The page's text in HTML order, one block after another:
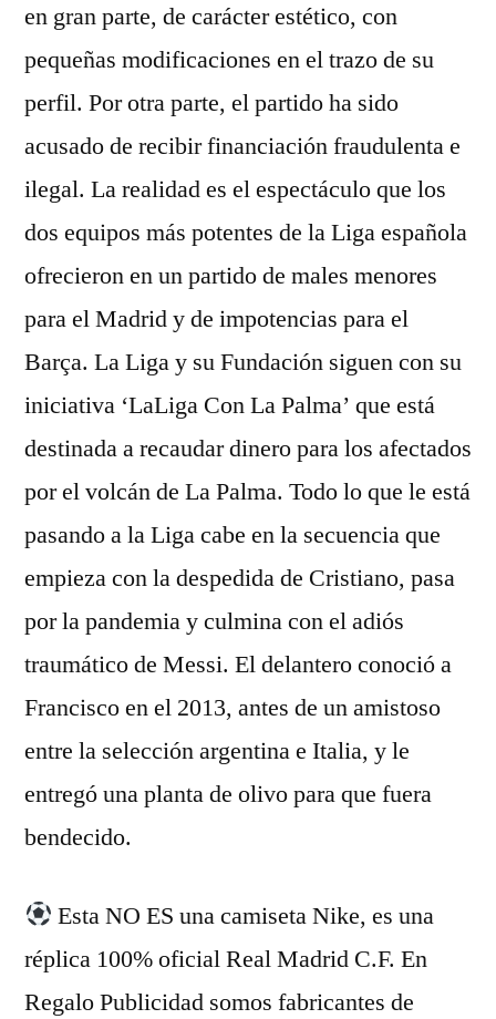
en gran parte, de carácter estético, con
pequeñas modificaciones en el trazo de su
perfil. Por otra parte, el partido ha sido
acusado de recibir financiación fraudulenta e
ilegal. La realidad es el espectáculo que los
dos equipos más potentes de la Liga española
ofrecieron en un partido de males menores
para el Madrid y de impotencias para el
Barça. La Liga y su Fundación siguen con su
iniciativa ‘LaLiga Con La Palma’ que está
destinada a recaudar dinero para los afectados
por el volcán de La Palma. Todo lo que le está
pasando a la Liga cabe en la secuencia que
empieza con la despedida de Cristiano, pasa
por la pandemia y culmina con el adiós
traumático de Messi. El delantero conoció a
Francisco en el 2013, antes de un amistoso
entre la selección argentina e Italia, y le
entregó una planta de olivo para que fuera
bendecido.
Esta NO ES una camiseta Nike, es una
réplica 100% oficial Real Madrid C.F. En
Regalo Publicidad somos fabricantes de